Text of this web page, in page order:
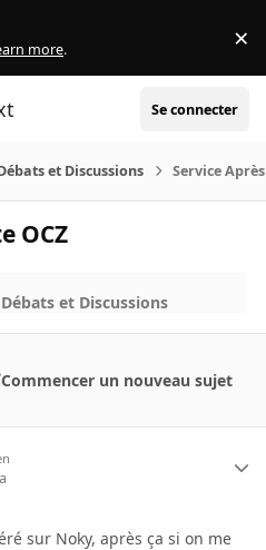
more. ×
Se connecter
et Discussions Service
OCZ
Débats et Discussions
Commencer un nouveau sujet
sur Noky, après ça si on me